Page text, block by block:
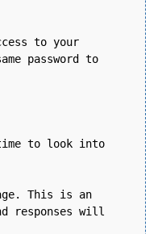
to your
password to
to look into
This is an
responses will